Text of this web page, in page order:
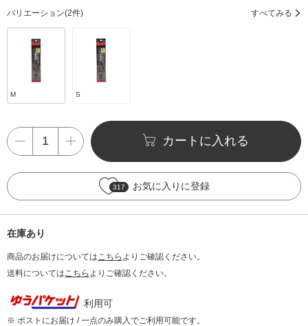
バリエーション(2件) すべてみる
M S
カートに入れる
317 お気に入りに登録
在庫あり
商品のお届けについては こちら よりご確認ください。
送料については こちら よりご確認ください。
利用可
※ ポストにお届け / 一点のみ購入でご利用可能です。